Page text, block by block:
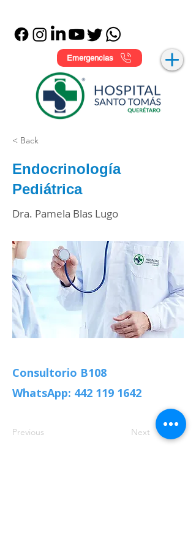
Emergencias
< Back
Endocrinología
Pediátrica
Dra. Pamela Blas Lugo
Consultorio B108
WhatsApp: 442 119 1642
Previous Next